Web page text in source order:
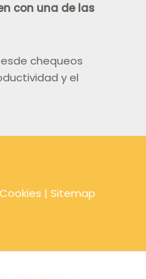
con una de las
chequeos
y el
| Sitemap